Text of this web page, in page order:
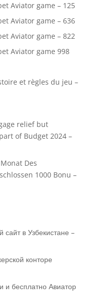
Aviator game – 125
Aviator game – 636
Aviator game – 822
Aviator game 998
et règles du jeu –
relief but
of Budget 2024 –
Des
1000 Bonu –
в Узбекистане –
конторе
и бесплатно Авиатор